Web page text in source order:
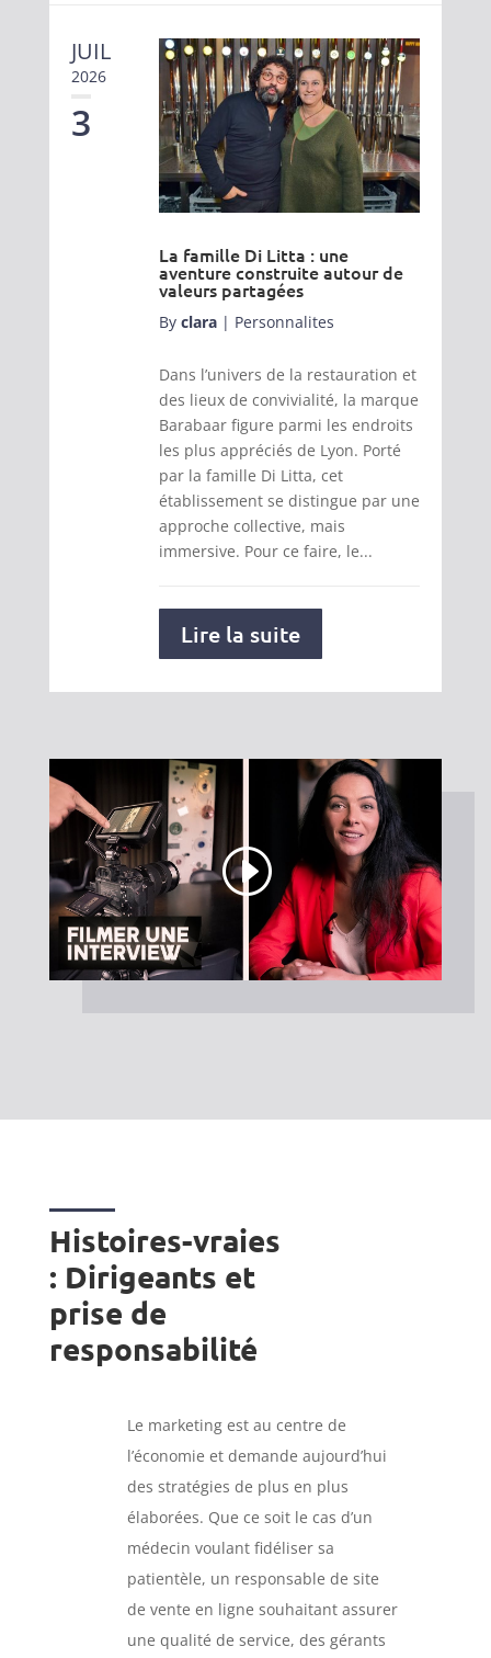
JUIL
2026
3
La famille Di Litta : une
aventure construite autour de
valeurs partagées
By clara| Personnalites
Dans l’univers de la restauration et
des lieux de convivialité, la marque
Barabaar figure parmi les endroits
les plus appréciés de Lyon. Porté
par la famille Di Litta, cet
établissement se distingue par une
approche collective, mais
immersive. Pour ce faire, le...
Lire la suite
Histoires-vraies
: Dirigeants et
prise de
responsabilité
Le marketing est au centre de
l’économie et demande aujourd’hui
des stratégies de plus en plus
élaborées. Que ce soit le cas d’un
médecin voulant fidéliser sa
patientèle, un responsable de site
de vente en ligne souhaitant assurer
une qualité de service, des gérants